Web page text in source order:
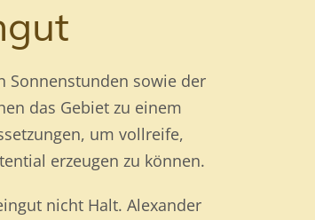
Sonnenstunden sowie der
das Gebiet zu einem
um vollreife,
erzeugen zu können.
nicht Halt. Alexander